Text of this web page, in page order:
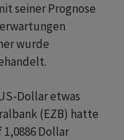
seiner Prognose
wurde
Dollar etwas
(EZB) hatte
Dollar